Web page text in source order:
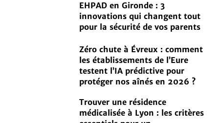
EHPAD en Gironde : 3
innovations qui changent tout
pour la sécurité de vos parents
Zéro chute à Évreux : comment
les établissements de l’Eure
testent l’IA prédictive pour
protéger nos aînés en 2026 ?
Trouver une résidence
médicalisée à Lyon : les critères